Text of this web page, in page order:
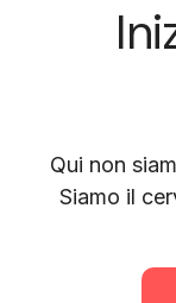
Qui non
Siamo il